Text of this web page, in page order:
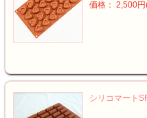
価格： 2,500
シリコマート